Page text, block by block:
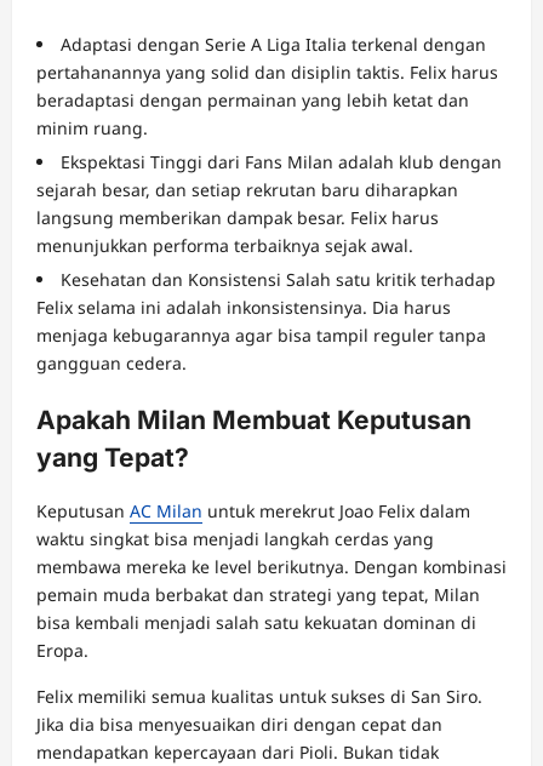
Adaptasi dengan Serie A Liga Italia terkenal dengan
pertahanannya yang solid dan disiplin taktis. Felix harus
beradaptasi dengan permainan yang lebih ketat dan
minim ruang.
Ekspektasi Tinggi dari Fans Milan adalah klub dengan
sejarah besar, dan setiap rekrutan baru diharapkan
langsung memberikan dampak besar. Felix harus
menunjukkan performa terbaiknya sejak awal.
Kesehatan dan Konsistensi Salah satu kritik terhadap
Felix selama ini adalah inkonsistensinya. Dia harus
menjaga kebugarannya agar bisa tampil reguler tanpa
gangguan cedera.
Apakah Milan Membuat Keputusan
yang Tepat?
Keputusan AC Milan untuk merekrut Joao Felix dalam
waktu singkat bisa menjadi langkah cerdas yang
membawa mereka ke level berikutnya. Dengan kombinasi
pemain muda berbakat dan strategi yang tepat, Milan
bisa kembali menjadi salah satu kekuatan dominan di
Eropa.
Felix memiliki semua kualitas untuk sukses di San Siro.
Jika dia bisa menyesuaikan diri dengan cepat dan
mendapatkan kepercayaan dari Pioli. Bukan tidak